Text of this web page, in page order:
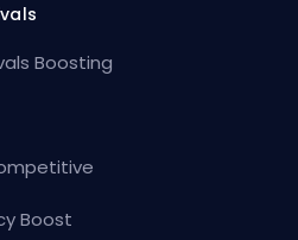
Boosting
Boost